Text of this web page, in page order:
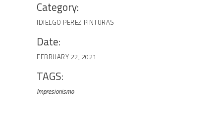
Category:
IDIELGO PEREZ PINTURAS
Date:
FEBRUARY 22, 2021
TAGS:
Impresionismo